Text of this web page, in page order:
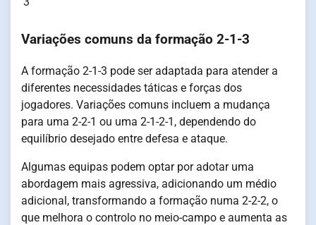
Variações comuns da formação 2-1-3
A formação 2-1-3 pode ser adaptada para atender a
diferentes necessidades táticas e forças dos
jogadores. Variações comuns incluem a mudança
para uma 2-2-1 ou uma 2-1-2-1, dependendo do
equilíbrio desejado entre defesa e ataque.
Algumas equipas podem optar por adotar uma
abordagem mais agressiva, adicionando um médio
adicional, transformando a formação numa 2-2-2, o
que melhora o controlo no meio-campo e aumenta as